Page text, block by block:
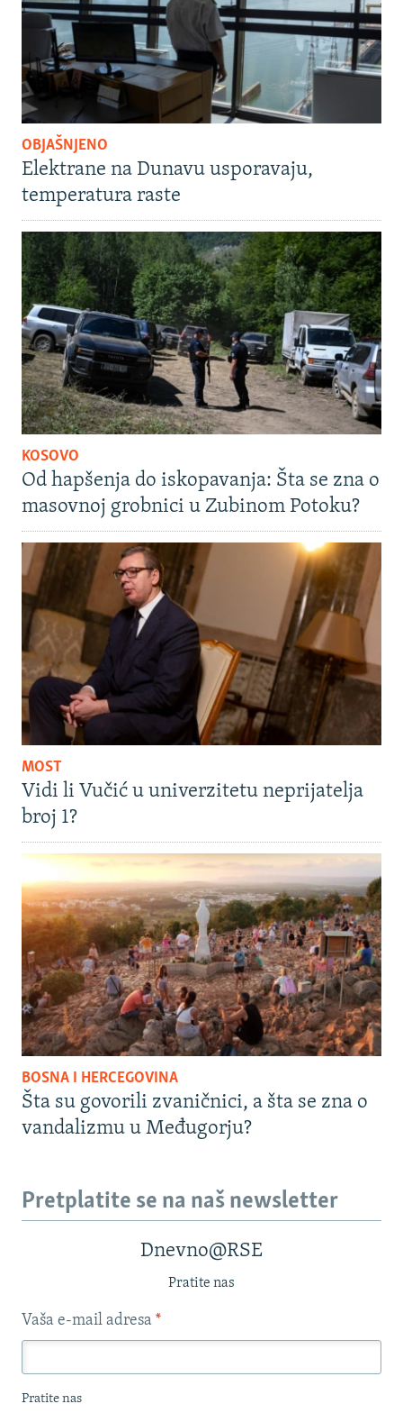
OBJAŠNJENO
Elektrane na Dunavu usporavaju,
temperatura raste
KOSOVO
Od hapšenja do iskopavanja: Šta se zna o
masovnoj grobnici u Zubinom Potoku?
MOST
Vidi li Vučić u univerzitetu neprijatelja
broj 1?
BOSNA I HERCEGOVINA
Šta su govorili zvaničnici, a šta se zna o
vandalizmu u Međugorju?
Pretplatite se na naš newsletter
Dnevno@RSE
Pratite nas
Vaša e-mail adresa *
Pratite nas